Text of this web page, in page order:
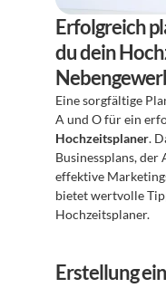
Erfolgreich
du dein
Eine sorgfältige
Hochzeitsplaner.
Businessplans, der
effektive
bietet wertvolle
Hochzeitsplaner.
Erstellung